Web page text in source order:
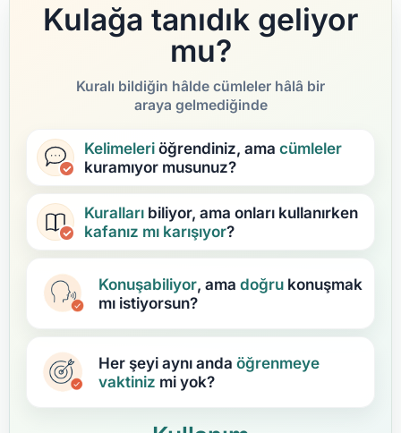
Kulağa tanıdık geliyor
mu?
Kuralı bildiğin hâlde cümleler hâlâ bir
araya gelmediğinde
Kelimeleriöğrendiniz, ama cümleler
kuramıyor musunuz?
Kuralları biliyor, ama onları kullanırken
kafanız mı karışıyor?
Konuşabiliyor, ama doğru konuşmak
mı istiyorsun?
Her şeyi aynı anda öğrenmeye
vaktiniz mi yok?